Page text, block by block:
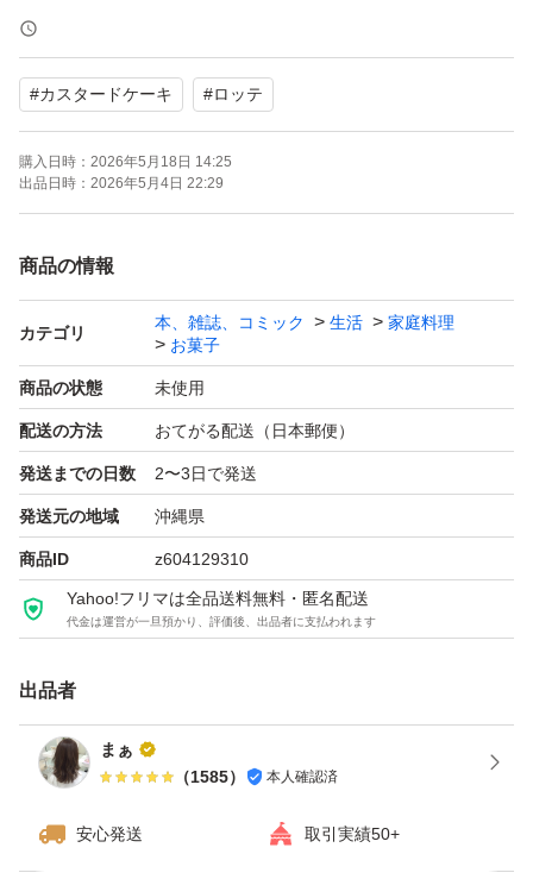
【その他】カスタードケーキ
賞味期限 2026年9月
アミューズメント景品です。
商品の厚みの関係で、中身のみ直接封筒に入れ、ポスト投
獲得時や発送の際に生じる可能性がある割れなどご了承頂
ける方に
よろしくお願いいたします。
#カスタードケーキ #ロッテ
購入日時： 2026年5月18日 14:25
出品日時： 2026年5月4日 22:29
商品の情報
カテゴリ
本、雑誌、コミック 生活
家庭料理
お菓子
商品の状態 未使用
配送の方法 おてがる配送（日本郵便）
発送までの日数 2〜3日で発送
発送元の地域 沖縄県
商品ID z604129310
Yahoo!フリマは全品送料無料・匿名配送
代金は運営が一旦預かり、評価後、出品者に支払われます
出品者
まぁ
（1585） 本人確認済
安心発送 取引実績50+